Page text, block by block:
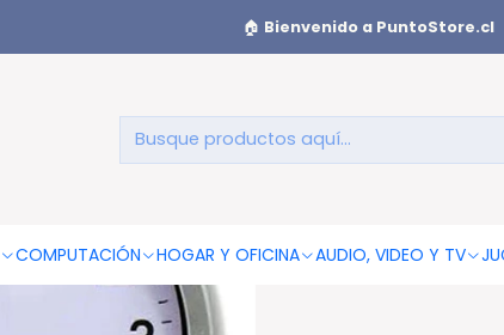
COMPUTACIÓN HOGAR Y OFICINA AUDIO, VIDEO Y TV
🏠 Bienvenido a PuntoStore.cl
Reloj Para Pared De 10 Pulgadas Color Gris - Ps